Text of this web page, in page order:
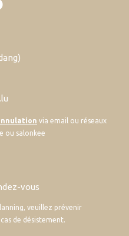
via email ou réseaux
ou salonkee
vous
veuillez prévenir
de désistement.